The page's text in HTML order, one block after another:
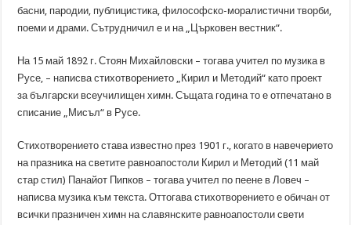
басни, пародии, публицистика, философско-моралистични творби,
поеми и драми. Сътрудничил е и на „Църковен вестник“.
На 15 май 1892 г. Стоян Михайловски – тогава учител по музика в
Русе, – написва стихотворението „Кирил и Методий“ като проект
за български всеучилищен химн. Същата година то е отпечатано в
списание „Мисъл“ в Русе.
Стихотворението става известно през 1901 г., когато в навечерието
на празника на светите равноапостоли Кирил и Методий (11 май
стар стил) Панайот Пипков – тогава учител по пеене в Ловеч –
написва музика към текста. Оттогава стихотворението е обичан от
всички празничен химн на славянските равноапостоли свети